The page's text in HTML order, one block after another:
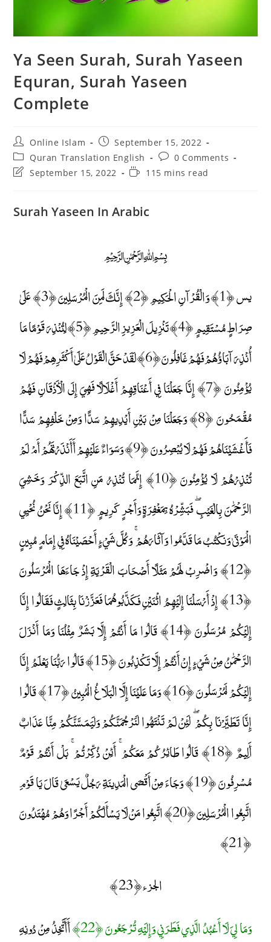
Ya Seen Surah, Surah Yaseen
Equran, Surah Yaseen
Complete
Post
author:
Online Islam
Post
published:
September 15, 2022
Post
category:
Quran Translation English
Post
comments:
0 Comments
PostSeptember 15, 2022
Reading115 mins read
Surah Yaseen In Arabic
﷽
يس ﴿1﴾ وَالْقُرْآنِ الْحَكِيمِ ﴿2﴾ إِنَّكَ لَمِنَ الْمُرْسَلِينَ ﴿3﴾ عَلَىٰ
صِرَاطٍ مُسْتَقِيمٍ ﴿4﴾ تَنْزِيلَ الْعَزِيزِ الرَّحِيمِ ﴿5﴾ لِتُنْذِرَ قَوْمًا مَا
أُنْذِرَ آبَاؤُهُمْ فَهُمْ غَافِلُونَ ﴿6﴾ لَقَدْ حَقَّ الْقَوْلُ عَلَىٰ أَكْثَرِهِمْ فَهُمْ لَا
يُؤْمِنُونَ ﴿7﴾ إِنَّا جَعَلْنَا فِي أَعْنَاقِهِمْ أَغْلَالًا فَهِيَ إِلَى الْأَذْقَانِ فَهُمْ
مُقْمَحُونَ ﴿8﴾ وَجَعَلْنَا مِنْ بَيْنِ أَيْدِيهِمْ سَدًّا وَمِنْ خَلْفِهِمْ سَدًّا
فَأَغْشَيْنَاهُمْ فَهُمْ لَا يُبْصِرُونَ ﴿9﴾ وَسَوَاءٌ عَلَيْهِمْ أَأَنْذَرْتَهُمْ أَمْ لَمْ
تُنْذِرْهُمْ لَا يُؤْمِنُونَ ﴿10﴾ إِنَّمَا تُنْذِرُ مَنِ اتَّبَعَ الذِّكْرَ وَخَشِيَ
الرَّحْمَٰنَ بِالْغَيْبِ ۖ فَبَشِّرْهُ بِمَغْفِرَةٍ وَأَجْرٍ كَرِيمٍ ﴿11﴾ إِنَّا نَحْنُ نُحْيِي
الْمَوْتَىٰ وَنَكْتُبُ مَا قَدَّمُوا وَآثَارَهُمْ ۚ وَكُلَّ شَيْءٍ أَحْصَيْنَاهُ فِي إِمَامٍ مُبِينٍ
﴿12﴾ وَاضْرِبْ لَهُمْ مَثَلًا أَصْحَابَ الْقَرْيَةِ إِذْ جَاءَهَا الْمُرْسَلُونَ
﴿13﴾ إِذْ أَرْسَلْنَا إِلَيْهِمُ اثْنَيْنِ فَكَذَّبُوهُمَا فَعَزَّزْنَا بِثَالِثٍ فَقَالُوا إِنَّا
إِلَيْكُمْ مُرْسَلُونَ ﴿14﴾ قَالُوا مَا أَنْتُمْ إِلَّا بَشَرٌ مِثْلُنَا وَمَا أَنْزَلَ
الرَّحْمَٰنُ مِنْ شَيْءٍ إِنْ أَنْتُمْ إِلَّا تَكْذِبُونَ ﴿15﴾ قَالُوا رَبُّنَا يَعْلَمُ إِنَّا
إِلَيْكُمْ لَمُرْسَلُونَ ﴿16﴾ وَمَا عَلَيْنَا إِلَّا الْبَلَاغُ الْمُبِينُ ﴿17﴾ قَالُوا
إِنَّا تَطَيَّرْنَا بِكُمْ ۖ لَئِنْ لَمْ تَنْتَهُوا لَنَرْجُمَنَّكُمْ وَلَيَمَسَّنَّكُمْ مِنَّا عَذَابٌ
أَلِيمٌ ﴿18﴾ قَالُوا طَائِرُكُمْ مَعَكُمْ ۚ أَئِنْ ذُكِّرْتُمْ ۚ بَلْ أَنْتُمْ قَوْمٌ
مُسْرِفُونَ ﴿19﴾ وَجَاءَ مِنْ أَقْصَى الْمَدِينَةِ رَجُلٌ يَسْعَىٰ قَالَ يَا قَوْمِ
اتَّبِعُوا الْمُرْسَلِينَ ﴿20﴾ اتَّبِعُوا مَنْ لَا يَسْأَلُكُمْ أَجْرًا وَهُمْ مُهْتَدُونَ
﴿21﴾
الجزء ﴿ 23 ﴾
وَمَا لِيَ لَا أَعْبُدُ الَّذِي فَطَرَنِي وَإِلَيْهِ تُرْجَعُونَ ﴿22﴾
أَأَتَّخِذُ مِنْ دُونِهِ